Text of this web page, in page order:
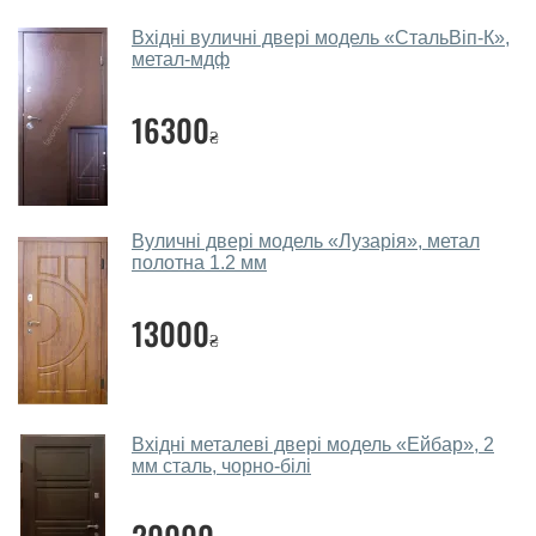
дверей.
Чи допомагаєте ви вибрати двері
Так. Ми консультуємо покупців
месенджери, онлайн-чат або безпосередньо в нашому
Які двері вхідні порадите?
Наші рекомендації залежать від необхідних
параметрів, бюджету та інших факторів. Підбір
вхідних дверей проводиться індивідуально для
кожного відвідувача.
Заміри дверей робите?
Так, робимо. Наші фахівці можуть зробити замір та
консультацію на виїзді. Кожен співробітник має із
Вхідні вуличні двері модель «СтальВіп-К»,
метал-мдф
16300₴
Вуличні двері модель «Лузарія», метал
полотна 1.2 мм
13000₴
Вхідні металеві двері модель «Ейбар», 2
мм сталь, чорно-білі